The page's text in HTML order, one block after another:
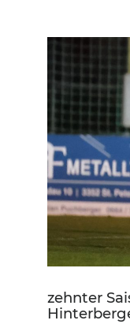
zehnter